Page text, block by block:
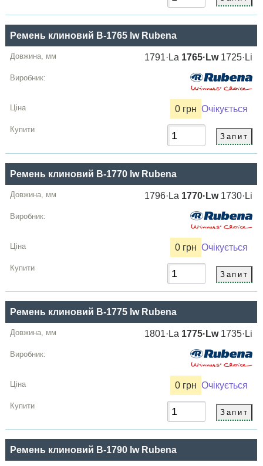
Ремень клиновий B-1765 lw Rubena
1791·La 1765·Lw1725·Li
0 грн Очікується
Ремень клиновий B-1770 lw Rubena
1796·La 1770·Lw1730·Li
0 грн Очікується
Ремень клиновий B-1775 lw Rubena
1801·La 1775·Lw1735·Li
0 грн Очікується
Ремень клиновий B-1790 lw Rubena